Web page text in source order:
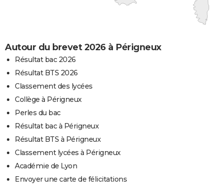
Autour du brevet 2026 à Périgneux
Résultat bac 2026
Résultat BTS 2026
Classement des lycées
Collège à Périgneux
Perles du bac
Résultat bac à Périgneux
Résultat BTS à Périgneux
Classement lycées à Périgneux
Académie de Lyon
Envoyer une carte de félicitations